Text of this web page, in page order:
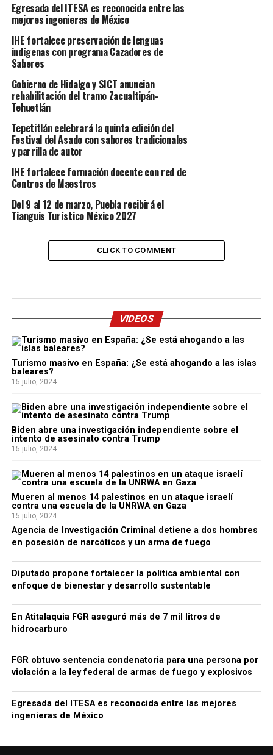
Egresada del ITESA es reconocida entre las
mejores ingenieras de México
IHE fortalece preservación de lenguas
indígenas con programa Cazadores de
Saberes
Gobierno de Hidalgo y SICT anuncian
rehabilitación del tramo Zacualtipán-
Tehuetlán
Tepetitlán celebrará la quinta edición del
Festival del Asado con sabores tradicionales
y parrilla de autor
IHE fortalece formación docente con red de
Centros de Maestros
Del 9 al 12 de marzo, Puebla recibirá el
Tianguis Turístico México 2027
CLICK TO COMMENT
VIDEOS
Turismo masivo en España: ¿Se está ahogando a las islas
baleares?
15 julio, 2024
Biden abre una investigación independiente sobre el
intento de asesinato contra Trump
15 julio, 2024
Mueren al menos 14 palestinos en un ataque israelí
contra una escuela de la UNRWA en Gaza
15 julio, 2024
Agencia de Investigación Criminal detiene a dos hombres
en posesión de narcóticos y un arma de fuego
Diputado propone fortalecer la política ambiental con
enfoque de bienestar y desarrollo sustentable
En Atitalaquia FGR aseguró más de 7 mil litros de
hidrocarburo
FGR obtuvo sentencia condenatoria para una persona por
violación a la ley federal de armas de fuego y explosivos
Egresada del ITESA es reconocida entre las mejores
ingenieras de México